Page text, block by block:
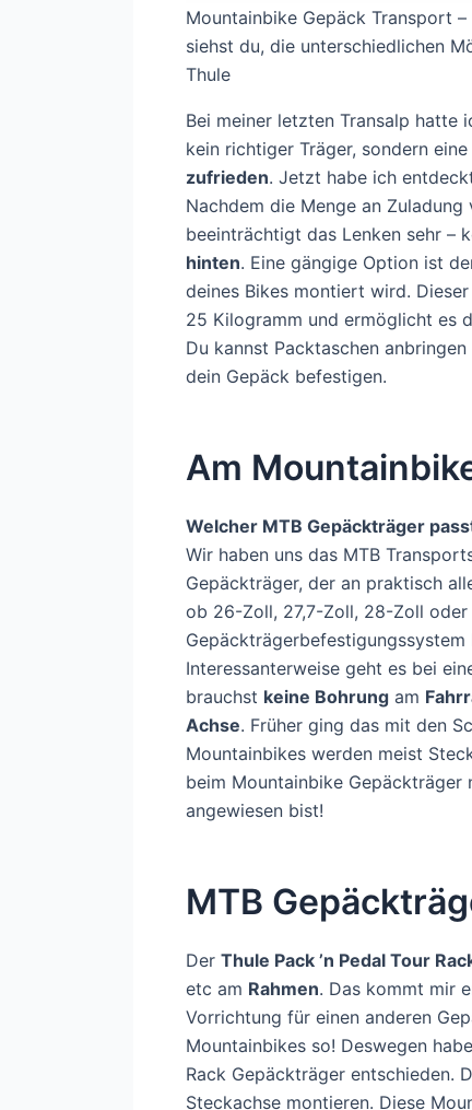
Mountainbike Gepäck Transport
siehst du, die unterschiedlichen
Thule
Bei meiner letzten Transalp hatte
kein richtiger Träger, sondern
zufrieden. Jetzt habe ich
Nachdem die Menge an
beeinträchtigt das Lenken sehr –
hinten. Eine gängige Option ist
deines Bikes montiert wird.
25 Kilogramm und ermöglicht es
Du kannst Packtaschen
dein Gepäck befestigen.
Am
Welcher MTB Gepäckträger
Wir haben uns das MTB
Gepäckträger, der an praktisch
ob 26-Zoll, 27,7-Zoll, 28-Zoll
Interessanterweise geht es bei
brauchst keine Bohrung am
Achse. Früher ging das mit den
Mountainbikes werden meist
beim Mountainbike Gepäckträger
angewiesen bist!
MTB
Der Thule Pack ’n Pedal Tour
etc am Rahmen. Das kommt mir
Vorrichtung für einen anderen
Mountainbikes so! Deswegen
Rack Gepäckträger entschieden.
Steckachse montieren. Diese